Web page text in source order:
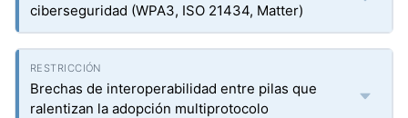
ciberseguridad (WPA3, ISO 21434, Matter)
Brechas de interoperabilidad entre pilas que
ralentizan la adopción multiprotocolo